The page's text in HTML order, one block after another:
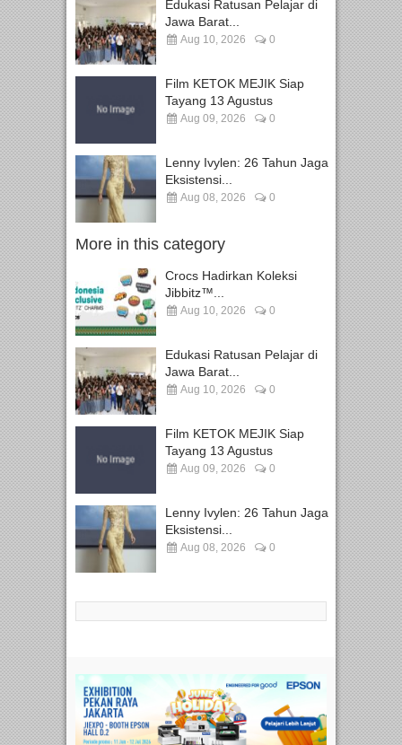
Edukasi Ratusan Pelajar di
Jawa Barat...
Aug 10, 2026 0
Film KETOK MEJIK Siap
Tayang 13 Agustus
Aug 09, 2026 0
Lenny Ivylen: 26 Tahun Jaga
Eksistensi...
Aug 08, 2026 0
More in this category
Crocs Hadirkan Koleksi
Jibbitz™...
Aug 10, 2026 0
Edukasi Ratusan Pelajar di
Jawa Barat...
Aug 10, 2026 0
Film KETOK MEJIK Siap
Tayang 13 Agustus
Aug 09, 2026 0
Lenny Ivylen: 26 Tahun Jaga
Eksistensi...
Aug 08, 2026 0